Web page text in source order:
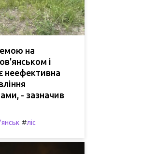
на
і
неефективна
- зазначив
#ліс